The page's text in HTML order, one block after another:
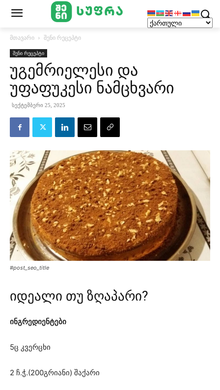
მთავარი შენი რეცეპტი
შენი რეცეპტი
უგემრიელესი და
უფაფუკესი ნამცხვარი
სექტემბერი 25, 2025
#post_seo_title
იდეალი თუ ზღაპარი?
ინგრედიენტები
5ც კვერცხი
2 ჩ.ჭ.(200გრიანი) შაქარი